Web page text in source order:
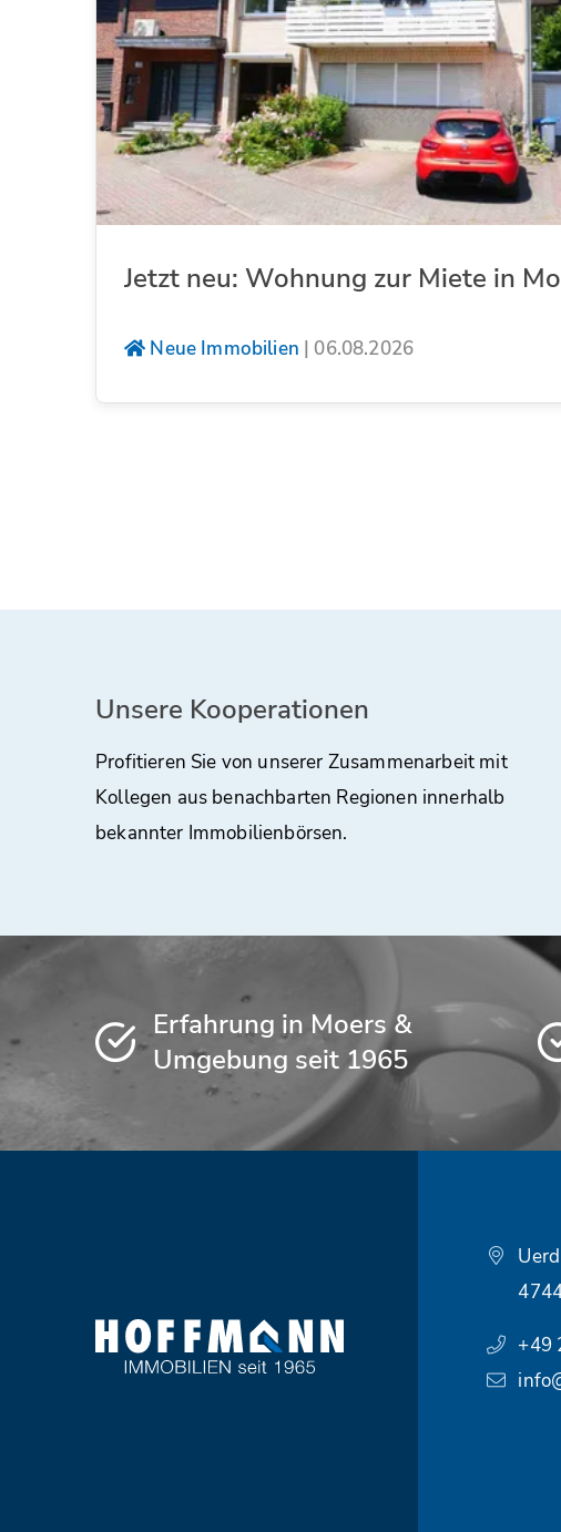
Jetzt neu: Wohnung zur Miete in
Neue Immobilien | 06.08.2026
Unsere Kooperationen
Profitieren Sie von unserer Zusammenarbeit mit
Kollegen aus benachbarten Regionen innerhalb
bekannter Immobilienbörsen.
Erfahrung in Moers &
Umgebung seit 1965
+49